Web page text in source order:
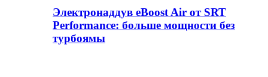
Электронаддув eBoost Air от SRT
Performance: больше мощности без
турбоямы